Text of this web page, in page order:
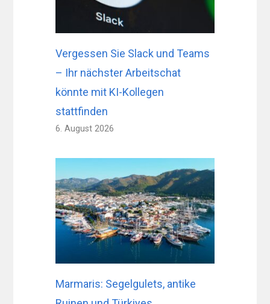
Vergessen Sie Slack und Teams
– Ihr nächster Arbeitschat
könnte mit KI-Kollegen
stattfinden
6. August 2026
Marmaris: Segelgulets, antike